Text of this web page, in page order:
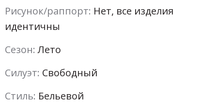
Рисунок/раппорт: Нет, все изделия
идентичны
Сезон: Лето
Силуэт: Свободный
Стиль: Бельевой